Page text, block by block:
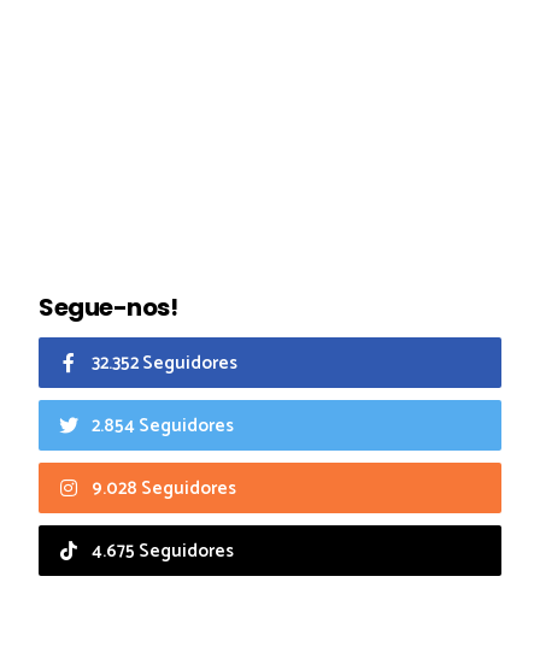
Segue-nos!
32.352 Seguidores
2.854 Seguidores
9.028 Seguidores
4.675 Seguidores